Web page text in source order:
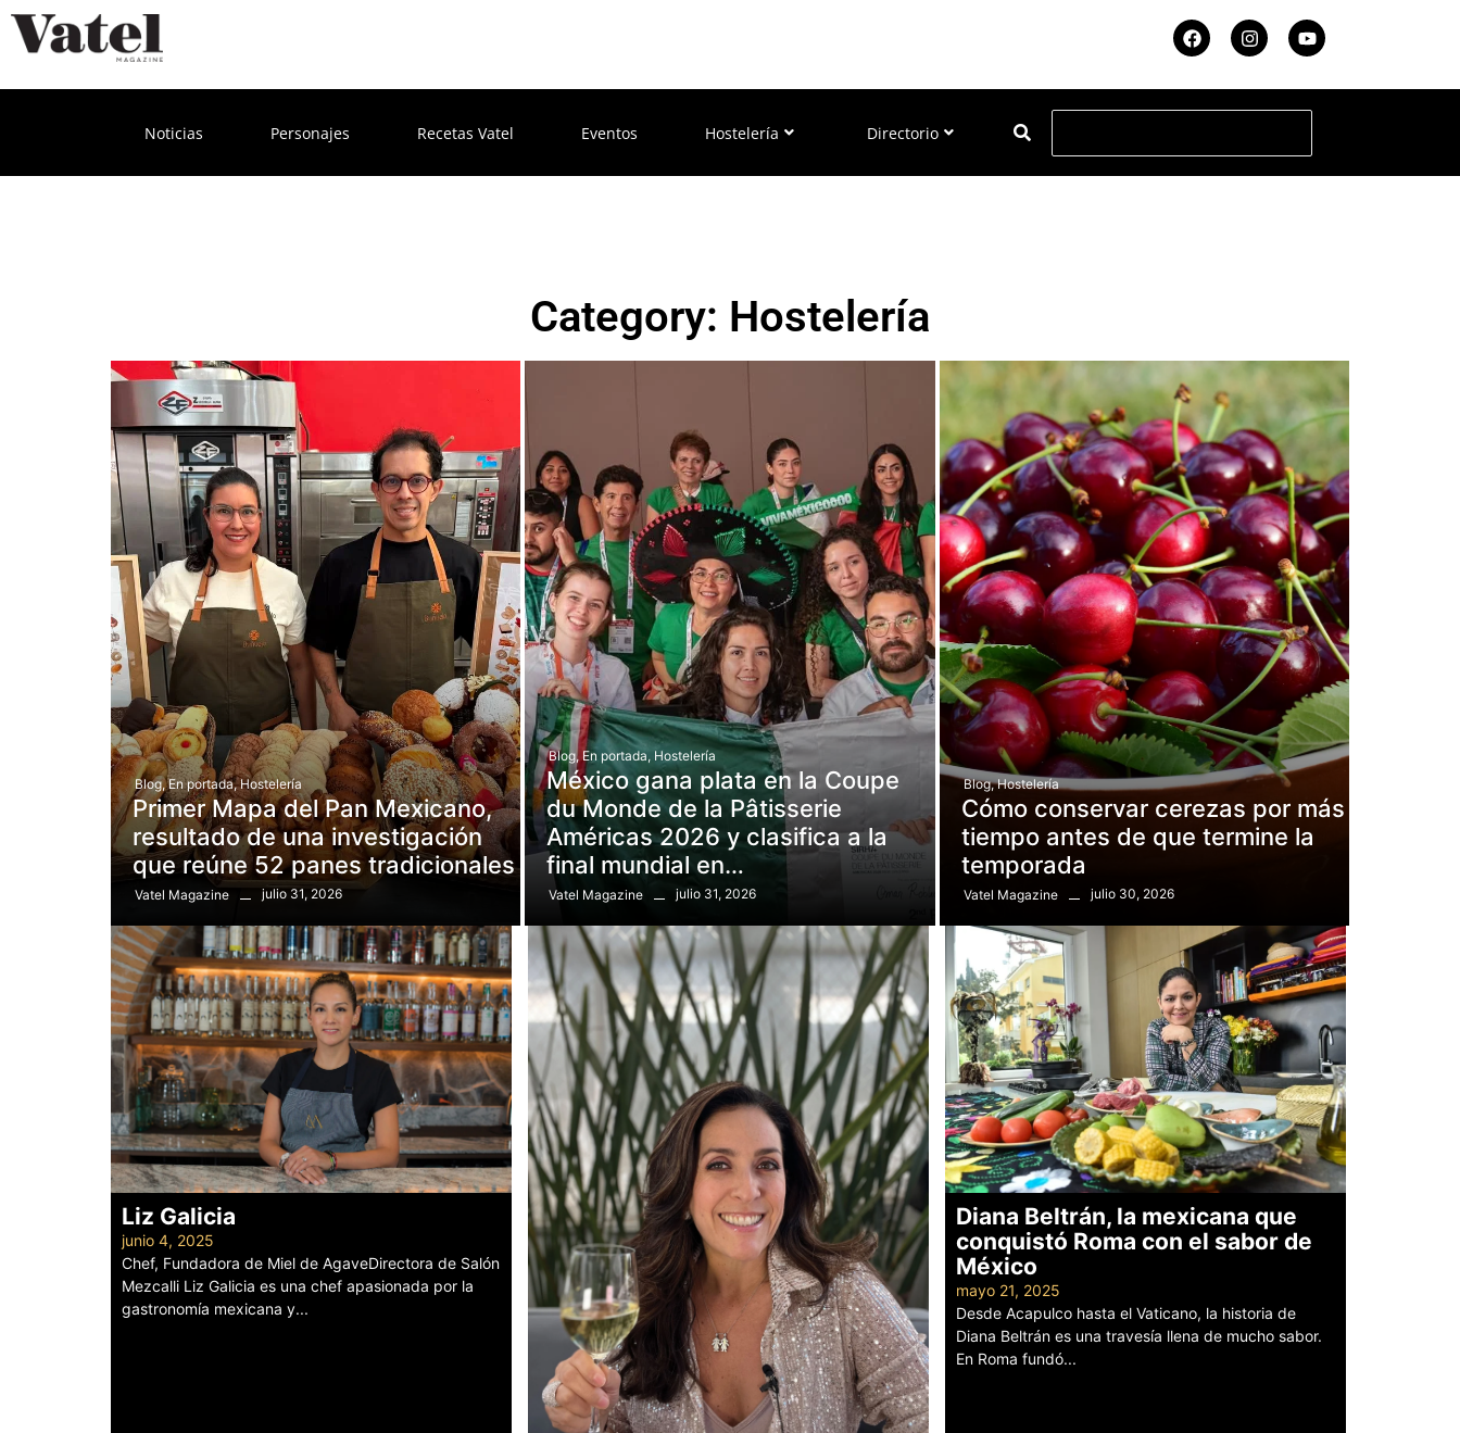
Noticias Personajes Recetas Vatel Eventos Hostelería Directorio
Category: Hostelería
Blog, En portada, Hostelería
Primer Mapa del Pan Mexicano,
resultado de una investigación
que reúne 52 panes tradicionales
Vatel Magazine julio 31, 2026
Blog, En portada, Hostelería
México gana plata en la Coupe
du Monde de la Pâtisserie
Américas 2026 y clasifica a la
final mundial en…
Vatel Magazine julio 31, 2026
Blog, Hostelería
Cómo conservar cerezas por más
tiempo antes de que termine la
temporada
Vatel Magazine julio 30, 2026
Liz Galicia
junio 4, 2025
Chef, Fundadora de Miel de AgaveDirectora de Salón
Mezcalli Liz Galicia es una chef apasionada por la
gastronomía mexicana y...
Diana Beltrán, la mexicana que
conquistó Roma con el sabor de
México
mayo 21, 2025
Desde Acapulco hasta el Vaticano, la historia de
Diana Beltrán es una travesía llena de mucho sabor.
En Roma fundó...